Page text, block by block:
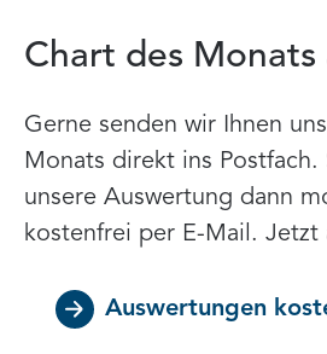
Chart des Monats
Gerne senden wir Ihnen
Monats direkt ins Postfach.
unsere Auswertung dann
kostenfrei per E-Mail. Jetzt
Auswertungen